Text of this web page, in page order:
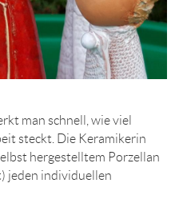
man schnell, wie viel
steckt. Die Keramikerin
hergestelltem Porzellan
jeden individuellen